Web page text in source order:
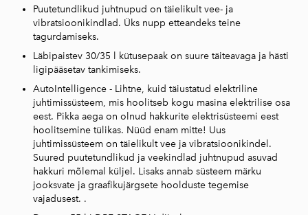
Puutetundlikud juhtnupud on täielikult vee- ja
vibratsioonikindlad. Üks nupp etteandeks teine
tagurdamiseks.
Läbipaistev 30/35 l kütusepaak on suure täiteavaga ja hästi
ligipääsetav tankimiseks.
AutoIntelligence - Lihtne, kuid täiustatud elektriline
juhtimissüsteem, mis hoolitseb kogu masina elektrilise osa
eest. Pikka aega on olnud hakkurite elektrisüsteemi eest
hoolitsemine tülikas. Nüüd enam mitte! Uus
juhtimissüsteem on täielikult vee ja vibratsioonikindel.
Suured puutetundlikud ja veekindlad juhtnupud asuvad
hakkuri mõlemal küljel. Lisaks annab süsteem märku
jooksvate ja graafikujärgsete hoolduste tegemise
vajadusest. .